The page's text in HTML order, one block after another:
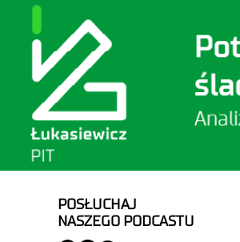
POSŁUCHAJ
NASZEGO PODCASTU